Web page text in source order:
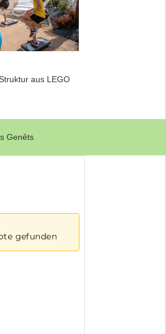
aus LEGO
Genêts